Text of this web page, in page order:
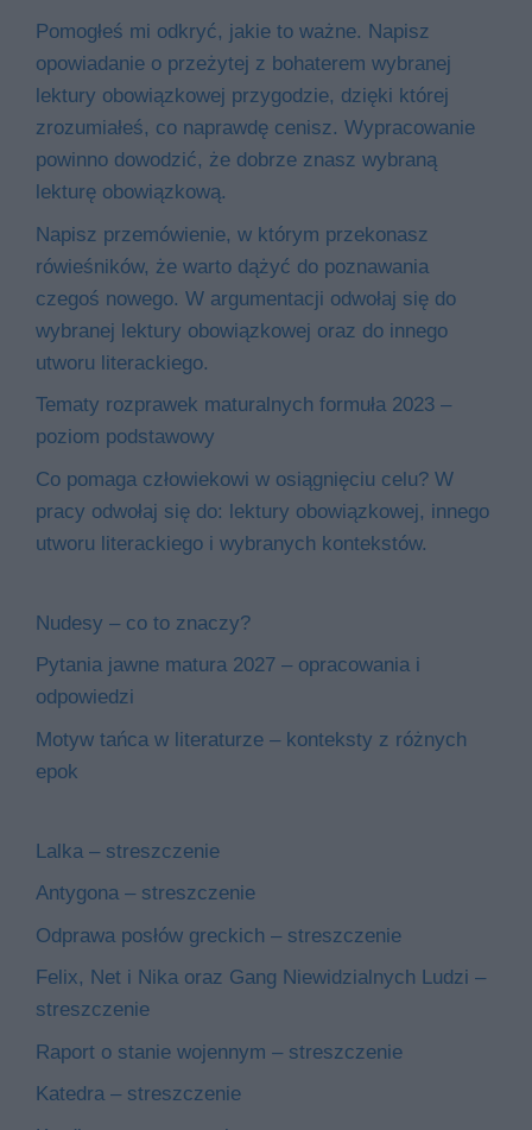
Pomogłeś mi odkryć, jakie to ważne. Napisz
opowiadanie o przeżytej z bohaterem wybranej
lektury obowiązkowej przygodzie, dzięki której
zrozumiałeś, co naprawdę cenisz. Wypracowanie
powinno dowodzić, że dobrze znasz wybraną
lekturę obowiązkową.
Napisz przemówienie, w którym przekonasz
rówieśników, że warto dążyć do poznawania
czegoś nowego. W argumentacji odwołaj się do
wybranej lektury obowiązkowej oraz do innego
utworu literackiego.
Tematy rozprawek maturalnych formuła 2023 –
poziom podstawowy
Co pomaga człowiekowi w osiągnięciu celu? W
pracy odwołaj się do: lektury obowiązkowej, innego
utworu literackiego i wybranych kontekstów.
Nudesy – co to znaczy?
Pytania jawne matura 2027 – opracowania i
odpowiedzi
Motyw tańca w literaturze – konteksty z różnych
epok
Lalka – streszczenie
Antygona – streszczenie
Odprawa posłów greckich – streszczenie
Felix, Net i Nika oraz Gang Niewidzialnych Ludzi –
streszczenie
Raport o stanie wojennym – streszczenie
Katedra – streszczenie